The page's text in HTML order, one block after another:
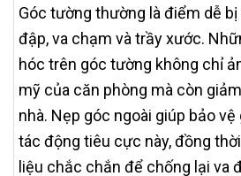
Góc tường thường là điểm dễ
đập, va chạm và trầy xước.
hóc trên góc tường không chỉ
mỹ của căn phòng mà còn
nhà. Nẹp góc ngoài giúp bảo
tác động tiêu cực này, đồng
liệu chắc chắn để chống lại va